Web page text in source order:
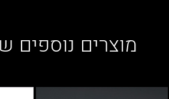
מוצרים נוספים